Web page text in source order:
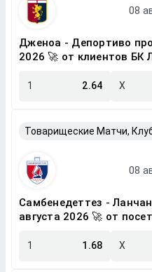
Дженоа - Депортиво
2026 🚀 от клиентов БК
1 2.64 X
Самбенедеттез -
августа 2026 🚀 от
1 1.68 X